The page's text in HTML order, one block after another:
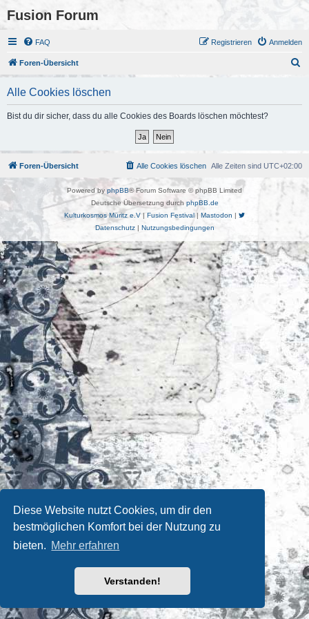
Diese Website nutzt Cookies, um dir den
bestmöglichen Komfort bei der Nutzung zu
bieten. Mehr erfahren
Verstanden!
Fusion Forum
FAQ Anmelden
Registrieren
Foren-Übersicht
Alle Cookies löschen
Bist du dir sicher, dass du alle Cookies des Boards löschen möchtest?
Foren-Übersicht Alle Zeiten sind UTC+02:00
Alle Cookies löschen
Powered by phpBB® Forum Software © phpBB Limited
Deutsche Übersetzung durch phpBB.de
Kulturkosmos Müritz e.V | Fusion Festival| Mastodon |
Datenschutz| Nutzungsbedingungen